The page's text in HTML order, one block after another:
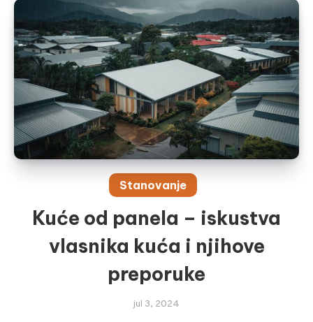
Stanovanje
Kuće od panela – iskustva
vlasnika kuća i njihove
preporuke
jul 3, 2024